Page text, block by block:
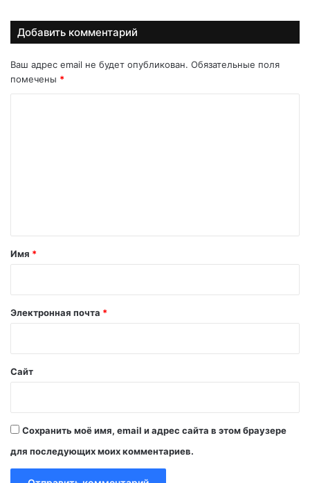
Добавить комментарий
Ваш адрес email не будет опубликован. Обязательные поля
помечены *
а
й
Имя *
Электронная почта *
Сайт
Сохранить моё имя, email и адрес сайта в этом браузере
для последующих моих комментариев.